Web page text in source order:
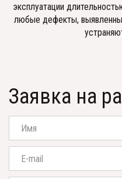
эксплуатации
любые дефекты,
Заявка на